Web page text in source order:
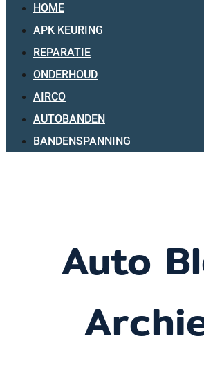
HOME
APK KEURING
REPARATIE
ONDERHOUD
AIRCO
AUTOBANDEN
BANDENSPANNING
Auto